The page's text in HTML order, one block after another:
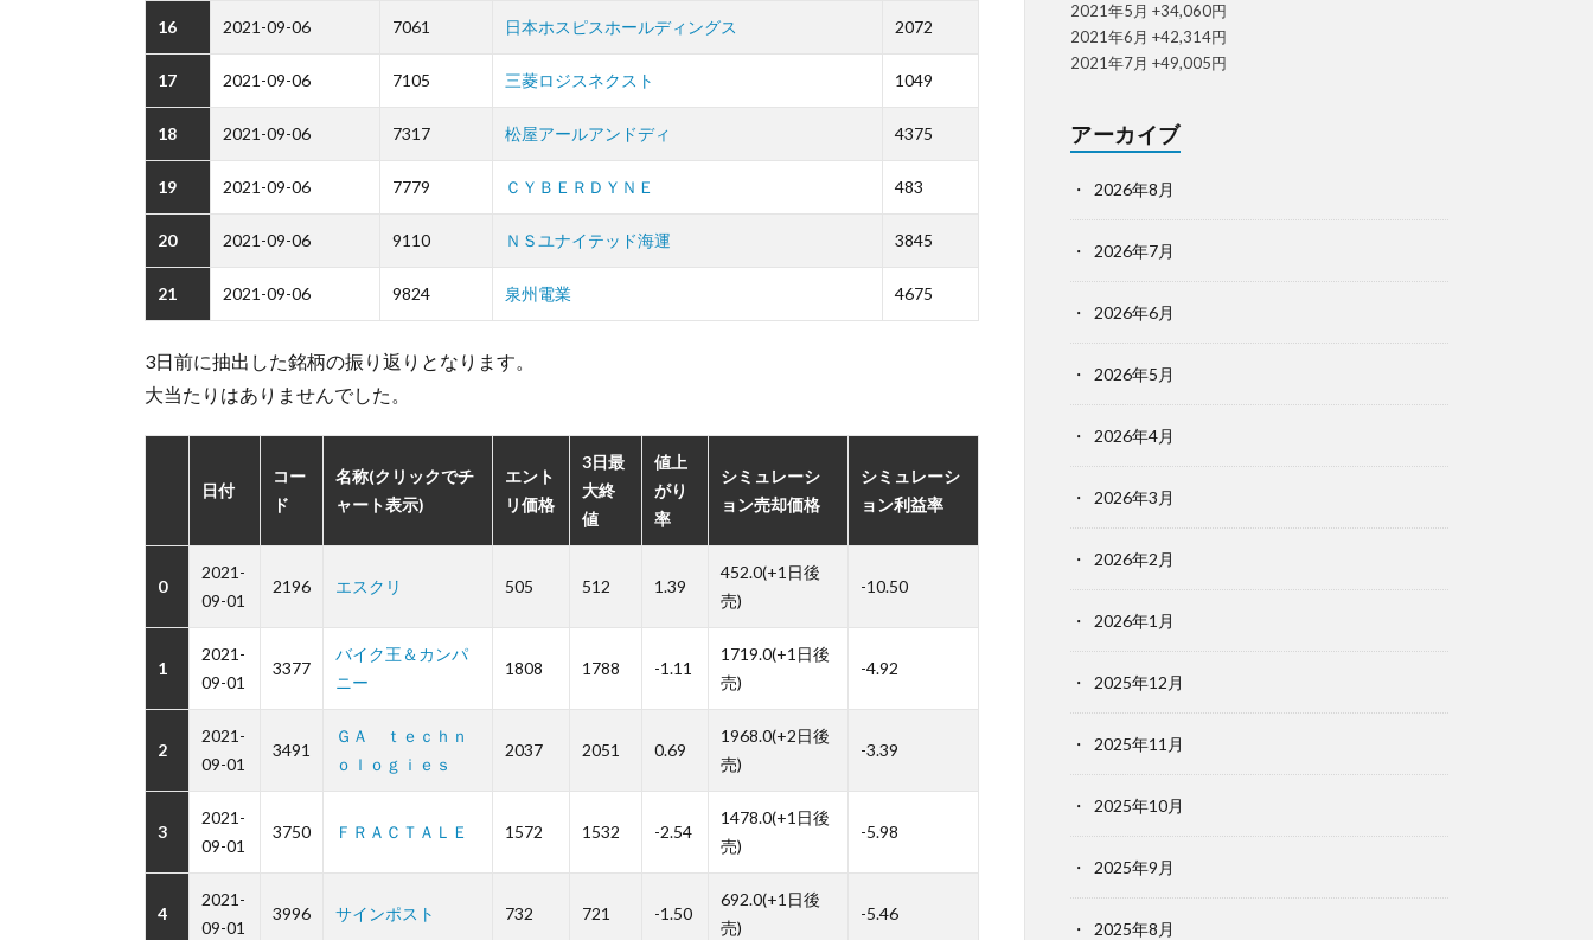
16 2021-09-06 7061 日本ホスピスホールディングス 2072
17 2021-09-06 7105 三菱ロジスネクスト 1049
18 2021-09-06 7317 松屋アールアンドディ 4375
19 2021-09-06 7779 ＣＹＢＥＲＤＹＮＥ 483
20 2021-09-06 9110 ＮＳユナイテッド海運 3845
21 2021-09-06 9824 泉州電業 4675
3日前に抽出した銘柄の振り返りとなります。
大当たりはありませんでした。
日付
コー
ド
名称(クリックでチ
ャート表示)
エント
リ価格
3日最
大終
値
値上
がり
率
シミュレーシ
ョン売却価格
シミュレーシ
ョン利益率
0
2021-
09-01
2196 エスクリ 505 512 1.39
452.0(+1日後
売)
-10.50
1
2021-
09-01
3377
バイク王＆カンパ
ニー
1808 1788 -1.11
1719.0(+1日後
売)
-4.92
2
2021-
09-01
3491
ＧＡ ｔｅｃｈｎ
ｏｌｏｇｉｅｓ
2037 2051 0.69
1968.0(+2日後
売)
-3.39
3
2021-
09-01
3750 ＦＲＡＣＴＡＬＥ 1572 1532 -2.54
1478.0(+1日後
売)
-5.98
4
2021-
09-01
3996 サインポスト 732 721 -1.50
692.0(+1日後
売)
-5.46
2021年5月 +34,060円
2021年6月 +42,314円
2021年7月 +49,005円
アーカイブ
2026年8月
2026年7月
2026年6月
2026年5月
2026年4月
2026年3月
2026年2月
2026年1月
2025年12月
2025年11月
2025年10月
2025年9月
2025年8月